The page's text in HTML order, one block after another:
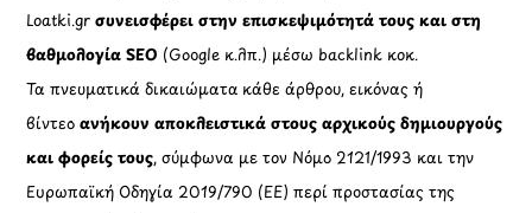
Loatki.gr συνεισφέρει στην επισκεψιμότητά τους και στη
βαθμολογία SEO (Google κ.λπ.) μέσω backlink κοκ.
Τα πνευματικά δικαιώματα κάθε άρθρου, εικόνας ή
βίντεοανήκουν αποκλειστικά στους αρχικούς δημιουργούς
και φορείς τους, σύμφωνα με τον Νόμο 2121/1993 και την
Ευρωπαϊκή Οδηγία 2019/790 (ΕΕ) περί προστασίας της